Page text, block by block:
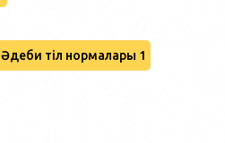
Әдеби тіл нормалары 1